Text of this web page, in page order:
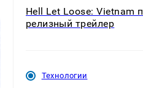
Hell Let Loose: Vietnam
релизный трейлер
Технологии